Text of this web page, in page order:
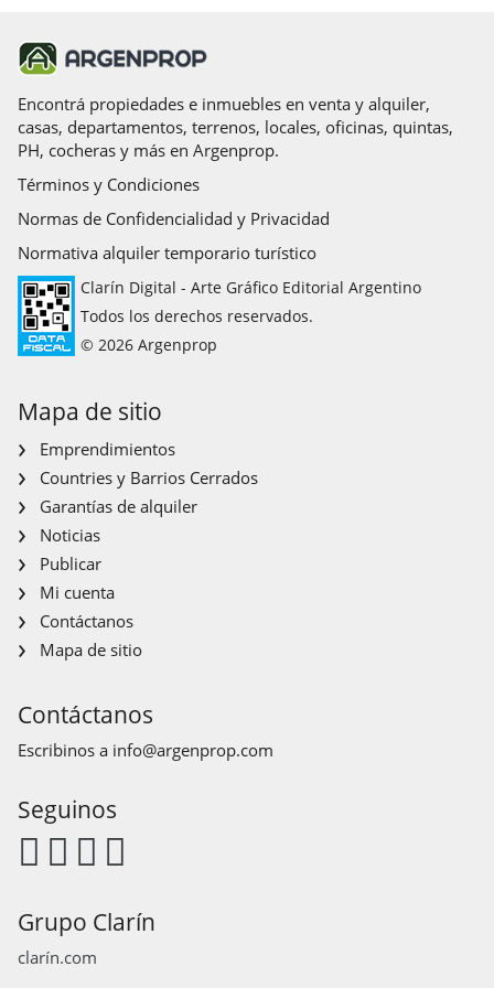
Encontrá propiedades e inmuebles en venta y alquiler,
casas, departamentos, terrenos, locales, oficinas, quintas,
PH, cocheras y más en Argenprop.
Términos y Condiciones
Normas de Confidencialidad y Privacidad
Normativa alquiler temporario turístico
Clarín Digital - Arte Gráfico Editorial Argentino
Todos los derechos reservados.
© 2026 Argenprop
Mapa de sitio
Emprendimientos
Countries y Barrios Cerrados
Garantías de alquiler
Noticias
Publicar
Mi cuenta
Contáctanos
Mapa de sitio
Contáctanos
Escribinos a info@argenprop.com
Seguinos
Grupo Clarín
clarín.com